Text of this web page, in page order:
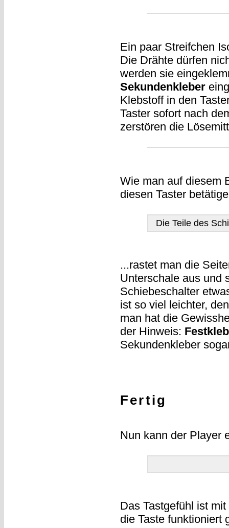
Ein paar Streifchen
Die Drähte dürfen
werden sie
Sekundenkleber
Klebstoff in den
Taster sofort nach
zerstören die
Wie man auf diesem
diesen Taster
Die Teile des
...rastet man die
Unterschale aus und
Schiebeschalter
ist so viel leichter,
man hat die
der Hinweis:
Sekundenkleber
Fertig
Nun kann der Player
Das Tastgefühl ist
die Taste funktioniert